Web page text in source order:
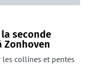
seconde
Zonhoven
les collines et pentes